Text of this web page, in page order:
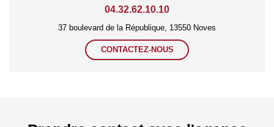
04.32.62.10.10
37 boulevard de la République, 13550 Noves
CONTACTEZ-NOUS